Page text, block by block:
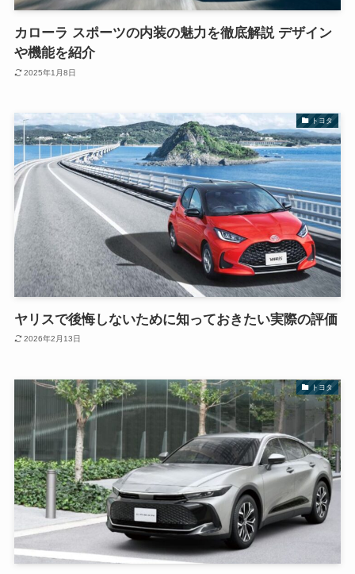
カローラ スポーツの内装の魅力を徹底解説 デザイン
や機能を紹介
2025年1月8日
トヨタ
ヤリスで後悔しないために知っておきたい実際の評価
2026年2月13日
トヨタ